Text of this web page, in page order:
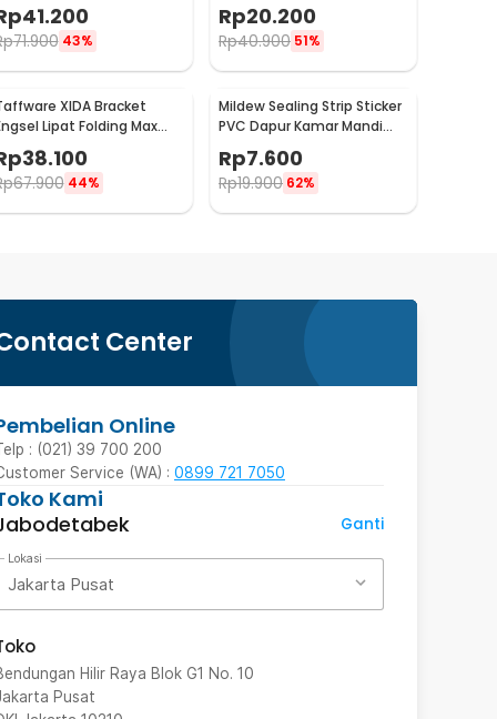
41.200
71.900 43%
Rp20.200
Rp40.900 51%
XIDA Bracket
Lipat Folding Max
Load 65kg 14 Inch 2 PCS -
38.100
67.900 44%
Mildew Sealing Strip Sticker
PVC Dapur Kamar Mandi
3.7cmx3.2M
Rp7.600
Rp19.900 62%
Center
Online
: (021) 39 700 200
Service (WA) : 0899 721 7050
Kami
Ganti
Lokasi
Jakarta Pusat
Hilir Raya Blok G1 No. 10
Pusat